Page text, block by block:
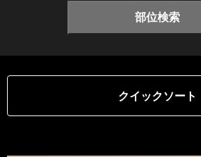
部位検索
クイックソート